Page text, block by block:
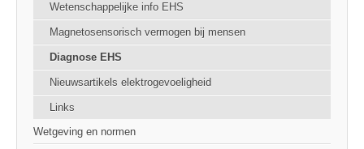
Wetenschappelijke info EHS
Magnetosensorisch vermogen bij mensen
Diagnose EHS
Nieuwsartikels elektrogevoeligheid
Links
Wetgeving en normen